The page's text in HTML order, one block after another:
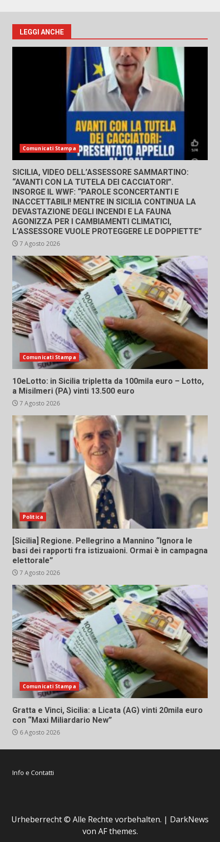
LEGGI ANCHE
Comunicati Stampa
SICILIA, VIDEO DELL’ASSESSORE SAMMARTINO:
“AVANTI CON LA TUTELA DEI CACCIATORI”.
INSORGE IL WWF: “PAROLE SCONCERTANTI E
INACCETTABILI! MENTRE IN SICILIA CONTINUA LA
DEVASTAZIONE DEGLI INCENDI E LA FAUNA
AGONIZZA PER I CAMBIAMENTI CLIMATICI,
L’ASSESSORE VUOLE PROTEGGERE LE DOPPIETTE”
7 Agosto 2026
Comunicati Stampa
10eLotto: in Sicilia tripletta da 100mila euro – Lotto,
a Misilmeri (PA) vinti 13.500 euro
7 Agosto 2026
Politica
[Sicilia] Regione. Pellegrino a Mannino “Ignora le
basi dei rapporti fra istizuaioni. Ormai è in campagna
elettorale”
7 Agosto 2026
Comunicati Stampa
Gratta e Vinci, Sicilia: a Licata (AG) vinti 20mila euro
con “Maxi Miliardario New”
6 Agosto 2026
Info e Contatti
Urheberrecht © Alle Rechte vorbehalten. | DarkNews
von AF themes.